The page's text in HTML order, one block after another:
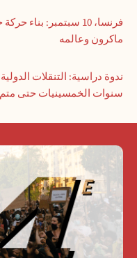
فرنسا، 10 سبتمبر:
ماكرون وعالمه
ندوة دراسية: التنقلات
سنوات الخمسينيات حتى متم